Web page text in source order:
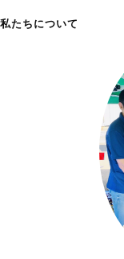
私たちについて